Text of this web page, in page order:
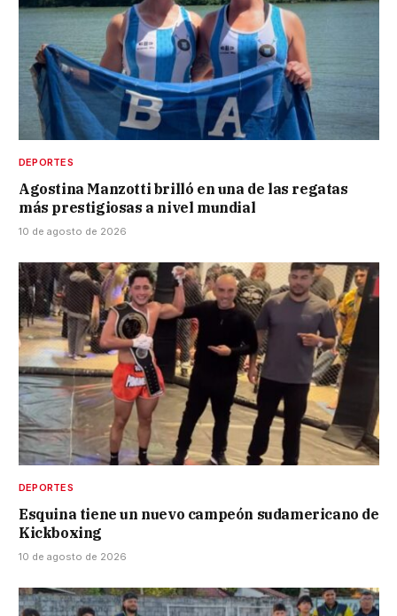
DEPORTES
Agostina Manzotti brilló en una de las regatas
más prestigiosas a nivel mundial
10 de agosto de 2026
DEPORTES
Esquina tiene un nuevo campeón sudamericano de
Kickboxing
10 de agosto de 2026